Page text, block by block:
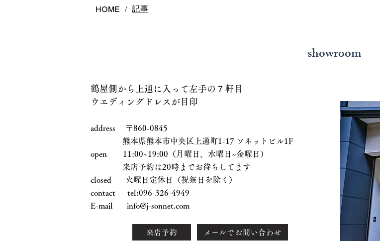
HOME / 記事
showroom
鶴屋側から上通に入って左手の７軒目
ウエディングドレスが目印
address 〒860-0845
熊本県熊本市中央区上通町1-17 ソネットビル1F
open 11:00~19:00（月曜日、水曜日~金曜日）
来店予約は20時までお待ちしてます
closed 火曜日定休日（祝祭日を除く）
contact tel:096-326-4949
E-mail info@j-sonnet.com
来店予約 メールでお問い合わせ